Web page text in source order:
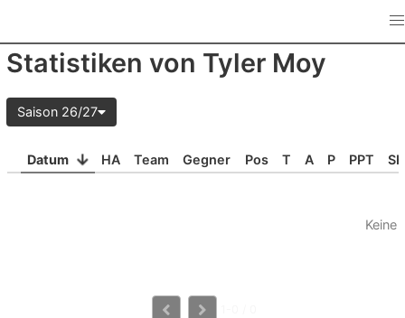
Statistiken von Tyler Moy
Saison 26/27
Datum HA Team Gegner Pos T A P PPT
Keine